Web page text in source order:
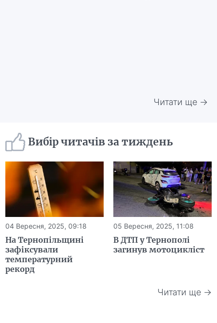
Читати ще →
Вибір читачів за тиждень
04 Вересня, 2025, 09:18
На Тернопільщині
зафіксували
температурний
рекорд
05 Вересня, 2025, 11:08
В ДТП у Тернополі
загинув мотоцикліст
Читати ще →